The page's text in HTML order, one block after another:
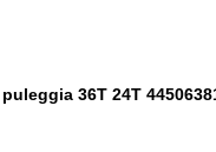
36T 24T